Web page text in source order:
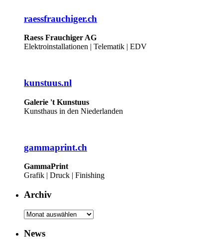
raessfrauchiger.ch
Raess Frauchiger AG
Elektroinstallationen | Telematik | EDV
kunstuus.nl
Galerie 't Kunstuus
Kunsthaus in den Niederlanden
gammaprint.ch
GammaPrint
Grafik | Druck | Finishing
Archiv
Archiv
News